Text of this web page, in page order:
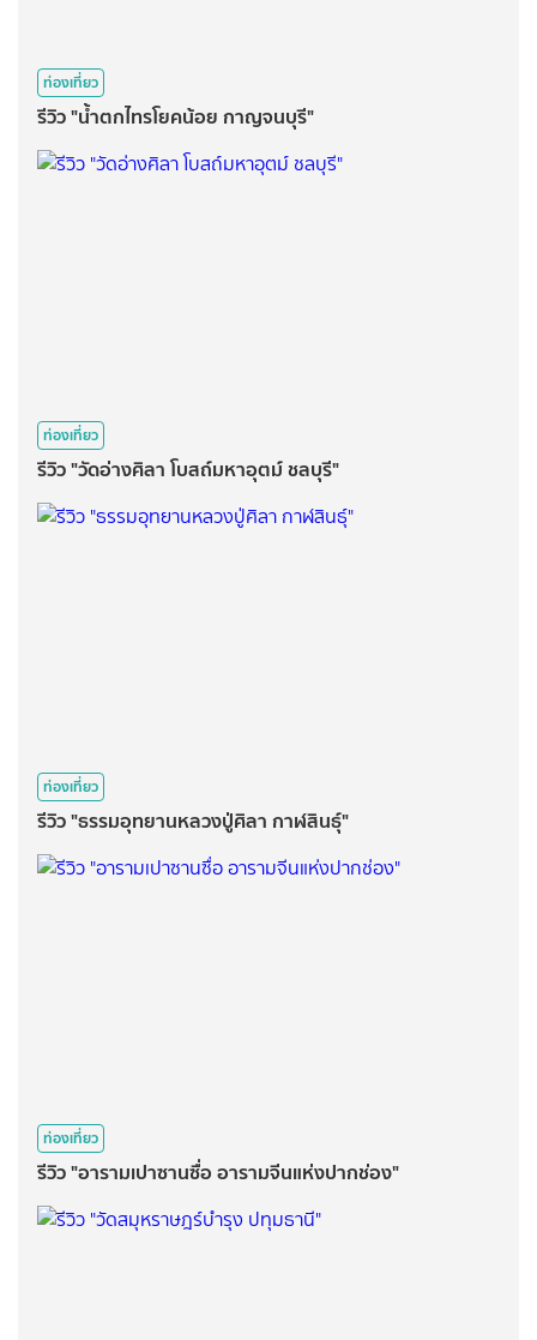
ท่องเที่ยว
รีวิว "น้ำตกไทรโยคน้อย กาญจนบุรี"
ท่องเที่ยว
รีวิว "วัดอ่างศิลา โบสถ์มหาอุตม์ ชลบุรี"
ท่องเที่ยว
รีวิว "ธรรมอุทยานหลวงปู่ศิลา กาฬสินธุ์"
ท่องเที่ยว
รีวิว "อารามเปาซานซื่อ อารามจีนแห่งปากช่อง"